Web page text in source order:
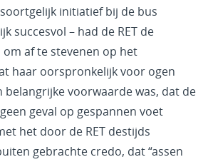
initiatief bij de bus
succesvol – had de RET de
af te stevenen op het
haar oorspronkelijk voor ogen
belangrijke voorwaarde was, dat de
geval op gespannen voet
het door de RET destijds
gebrachte credo, dat “assen